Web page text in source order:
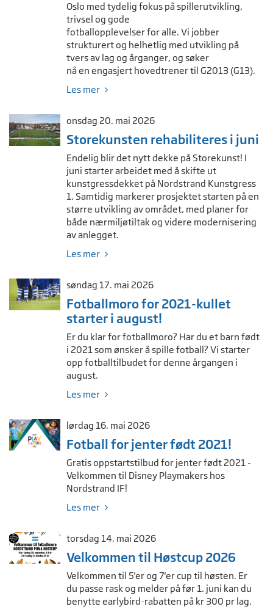
Oslo med tydelig fokus på spillerutvikling,
trivsel og gode
fotballopplevelser for alle. Vi jobber
strukturert og helhetlig med utvikling på
tvers av lag og årganger, og søker
nå en engasjert hovedtrener til G2013 (G13).
Les mer
onsdag 20. mai 2026
Storekunsten rehabiliteres i juni
Endelig blir det nytt dekke på Storekunst! I
juni starter arbeidet med å skifte ut
kunstgressdekket på Nordstrand Kunstgress
1. Samtidig markerer prosjektet starten på en
større utvikling av området, med planer for
både nærmiljøtiltak og videre modernisering
av anlegget.
Les mer
søndag 17. mai 2026
Fotballmoro for 2021-kullet
starter i august!
Er du klar for fotballmoro? Har du et barn født
i 2021 som ønsker å spille fotball? Vi starter
opp fotballtilbudet for denne årgangen i
august.
Les mer
lørdag 16. mai 2026
Fotball for jenter født 2021!
Gratis oppstartstilbud for jenter født 2021 -
Velkommen til Disney Playmakers hos
Nordstrand IF!
Les mer
torsdag 14. mai 2026
Velkommen til Høstcup 2026
Velkommen til 5'er og 7'er cup til høsten. Er
du passe rask og melder på før 1. juni kan du
benytte earlybird-rabatten på kr 300 pr lag.